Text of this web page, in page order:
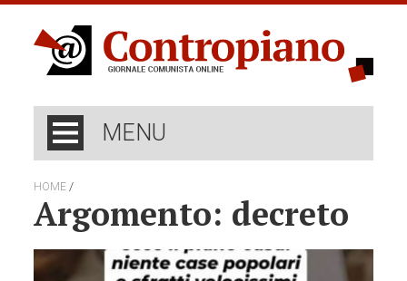
MENU
HOME /
Argomento: decreto